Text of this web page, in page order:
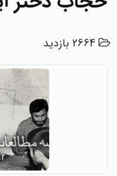
2664 بازدید